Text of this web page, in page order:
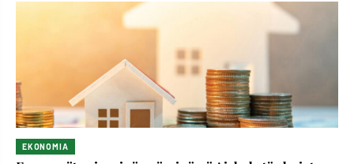
EKONOMIA